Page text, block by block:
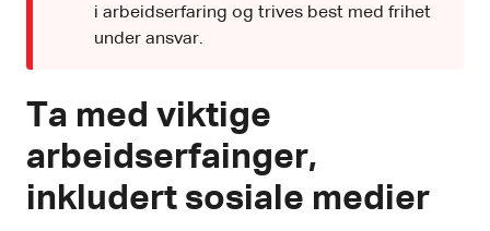
i arbeidserfaring og trives best med frihet
under ansvar.
Ta med viktige
arbeidserfainger,
inkludert sosiale medier